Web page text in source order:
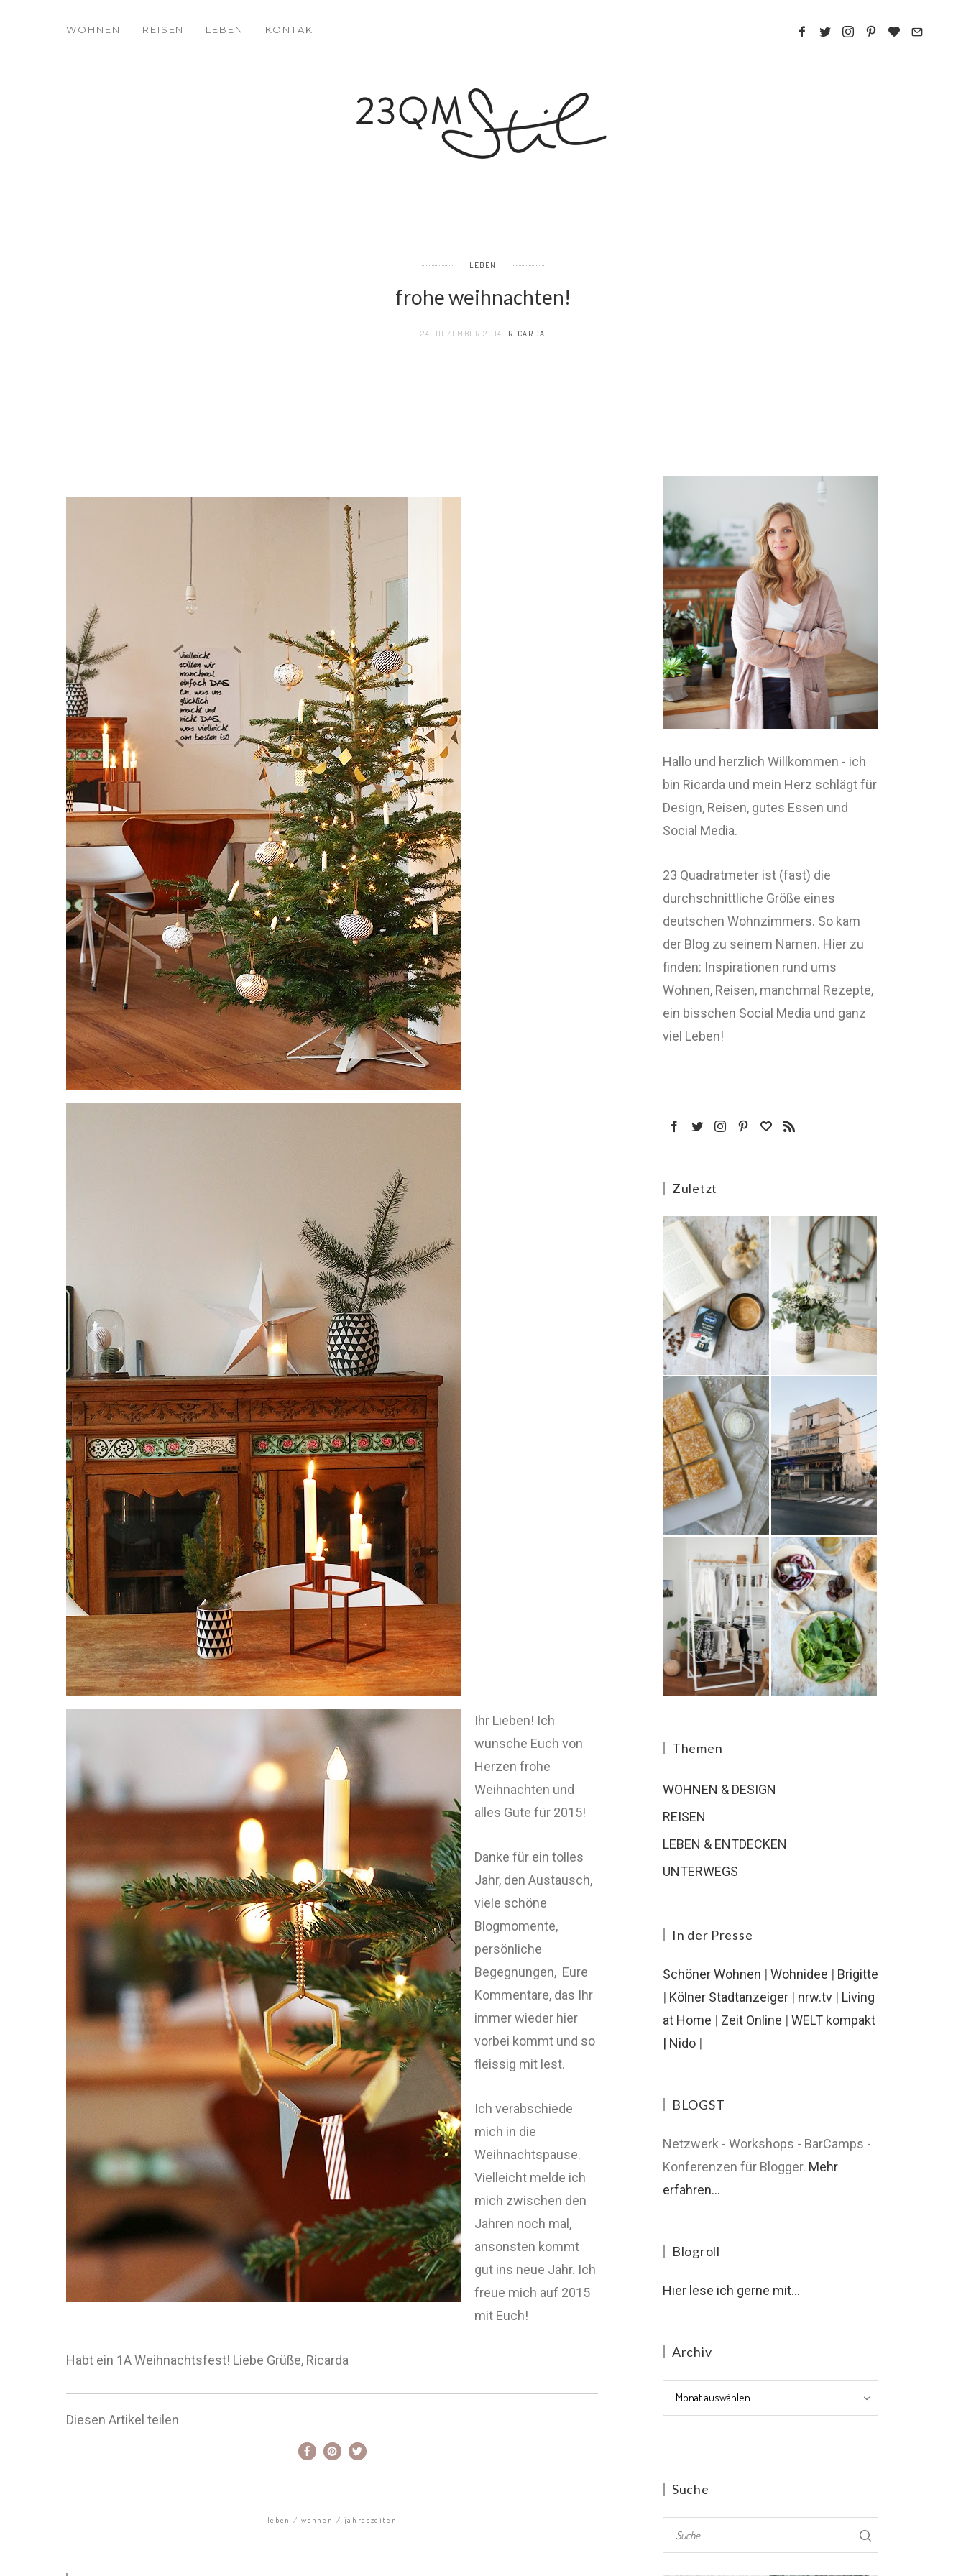
WOHNEN REISEN LEBEN KONTAKT
LEBEN
frohe weihnachten!
24. DEZEMBER 2014 RICARDA
Ihr Lieben! Ich
wünsche Euch von
Herzen frohe
Weihnachten und
alles Gute für 2015!
Danke für ein tolles
Jahr, den Austausch,
viele schöne
Blogmomente,
persönliche
Begegnungen, Eure
Kommentare, das Ihr
immer wieder hier
vorbei kommt und so
fleissig mit lest.
Ich verabschiede
mich in die
Weihnachtspause.
Vielleicht melde ich
mich zwischen den
Jahren noch mal,
ansonsten kommt
gut ins neue Jahr. Ich
freue mich auf 2015
mit Euch!
Habt ein 1A Weihnachtsfest! Liebe Grüße, Ricarda
Diesen Artikel teilen
leben wohnen jahreszeiten
Hallo und herzlich Willkommen - ich
bin Ricarda und mein Herz schlägt für
Design, Reisen, gutes Essen und
Social Media.
23 Quadratmeter ist (fast) die
durchschnittliche Größe eines
deutschen Wohnzimmers. So kam
der Blog zu seinem Namen. Hier zu
finden: Inspirationen rund ums
Wohnen, Reisen, manchmal Rezepte,
ein bisschen Social Media und ganz
viel Leben!
Zuletzt
Themen
WOHNEN & DESIGN
REISEN
LEBEN & ENTDECKEN
UNTERWEGS
In der Presse
Schöner Wohnen | Wohnidee | Brigitte
| Kölner Stadtanzeiger | nrw.tv | Living
at Home | Zeit Online | WELT kompakt
| Nido |
BLOGST
Netzwerk - Workshops - BarCamps -
Konferenzen für Blogger. Mehr
erfahren...
Blogroll
Hier lese ich gerne mit...
Archiv
Archiv
Suche